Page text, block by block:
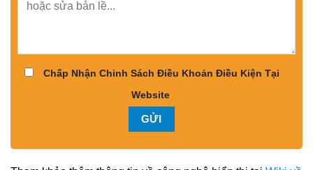
Chấp Nhận Chinh Sách Điều Khoản Điều Kiện Tại
Website